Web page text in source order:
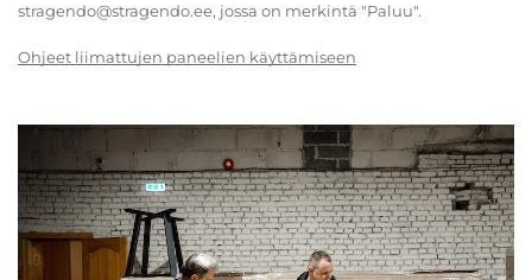
stragendo@stragendo.ee, jossa on merkintä "Paluu".
Ohjeet liimattujen paneelien käyttämiseen